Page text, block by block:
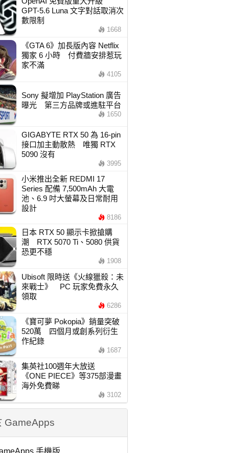
GPT-5.6 Luna 文字對話取消次
數限制
1668
《GTA 6》加長版內容 Netflix
獨家 6 小時 付費牆安排惹玩
家不滿
4105
Sony 擬增加 PlayStation 廣告
曝光 第三方品牌或進駐平台
1650
GIGABYTE RTX 50 為 16-pin
接口加主動散熱 唯獨 RTX
5090 沒有
3995
小米推出全新 REDMI 17
Series 配備 7,500mAh 大電
池、6.9 吋大螢幕及日常耐用
設計
8186
日本 RTX 50 顯示卡掀搶購
潮 RTX 5070 Ti、5080 供貨
恐更不穩
1908
Ubisoft 限時送《火線獵殺：未
來戰士》 PC 玩家免費永久
領取
6286
《寶可夢 Pokopia》銷量突破
520萬 四個月或創系列衍生
作紀錄
1687
集英社100週年大放送
《ONE PIECE》等375部漫畫
海外免費睇
3102
GameApps
手機版